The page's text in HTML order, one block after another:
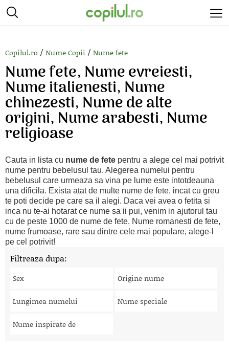
Copilul.ro / Nume Copii / Nume fete
Nume fete, Nume evreiesti,
Nume italienesti, Nume
chinezesti, Nume de alte
origini, Nume arabesti, Nume
religioase
Cauta in lista cu nume de fete pentru a alege cel mai potrivit
nume pentru bebelusul tau. Alegerea numelui pentru
bebelusul care urmeaza sa vina pe lume este intotdeauna
una dificila. Exista atat de multe nume de fete, incat cu greu
te poti decide pe care sa il alegi. Daca vei avea o fetita si
inca nu te-ai hotarat ce nume sa ii pui, venim in ajutorul tau
cu de peste 1000 de nume de fete. Nume romanesti de fete,
nume frumoase, rare sau dintre cele mai populare, alege-l
pe cel potrivit!
Filtreaza dupa:
Sex Origine nume
Lungimea numelui Nume speciale
Nume inspirate de